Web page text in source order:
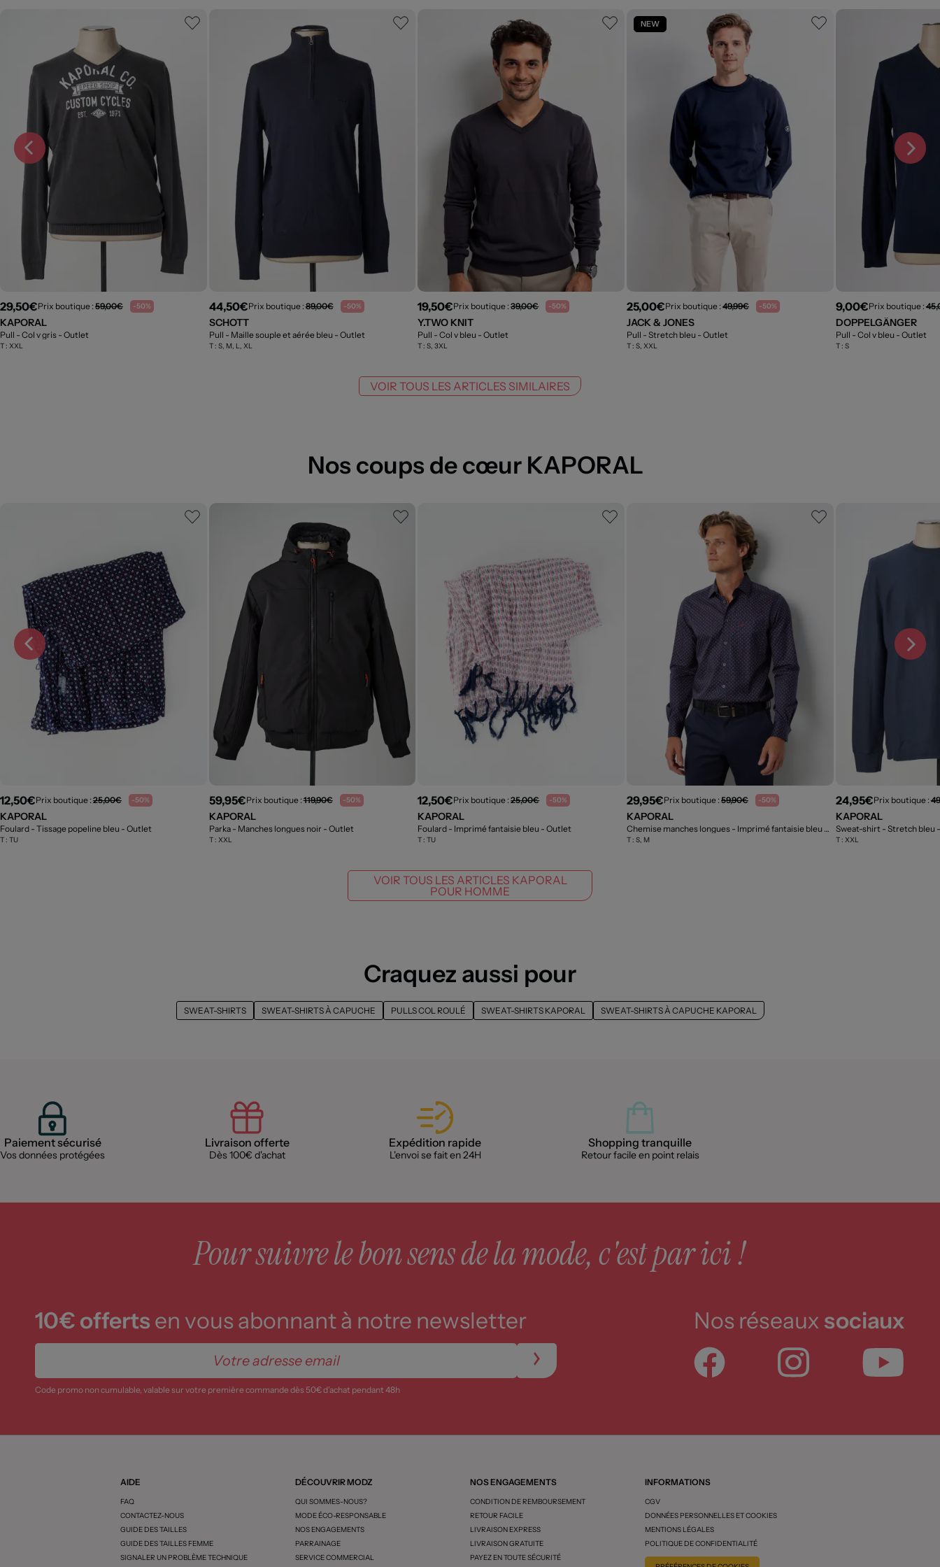
29,50€Prix boutique : 59,00€ -50%
KAPORAL
Pull - Col v gris - Outlet
T : XXL
44,50€Prix boutique :89,00€ -50%
SCHOTT
Pull - Maille souple et aérée bleu - Outlet
T : S, M, L, XL
19,50€Prix boutique :39,00€ -50%
Y.TWO KNIT
Pull - Col v bleu - Outlet
T :S, 3XL
NEW
25,00€Prix boutique :49,99€ -50%
JACK & JONES
Pull - Stretch bleu - Outlet
T :S, XXL
9,00€Prix boutique :
DOPPELGÄNGER
Pull - Col v bleu - Outlet
T : S
VOIR TOUS LES ARTICLES SIMILAIRES
Nos coups de cœur KAPORAL
12,50€Prix boutique : 25,00€ -50%
KAPORAL
Foulard - Tissage popeline bleu - Outlet
T : TU
59,95€Prix boutique :119,90€ -50%
KAPORAL
Parka - Manches longues noir - Outlet
T : XXL
12,50€Prix boutique :25,00€ -50%
KAPORAL
Foulard - Imprimé fantaisie bleu - Outlet
T :TU
29,95€Prix boutique :59,90€ -50%
KAPORAL
Chemise manches longues - Imprimé fantaisie bleu
- Outlet
T :S, M
24,95€Prix boutique :
KAPORAL
Sweat-shirt - Stretch bleu
T : XXL
VOIR TOUS LES ARTICLES KAPORAL
POUR HOMME
Craquez aussi pour
SWEAT-SHIRTS SWEAT-SHIRTS À CAPUCHE PULLS COL ROULÉ SWEAT-SHIRTS KAPORAL SWEAT-SHIRTS À CAPUCHE KAPORAL
Paiement sécurisé
Vos données protégées
Livraison offerte
Dès 100€ d'achat
Expédition rapide
L'envoi se fait en 24H
Shopping tranquille
Retour facile en point relais
Pour suivre le bon sens de la mode, c'est par ici !
10€ offerts en vous abonnant à notre newsletter
Code promo non cumulable, valable sur votre première commande dès 50€ d’achat pendant 48h
Nos réseaux sociaux
AIDE
FAQ
CONTACTEZ-NOUS
GUIDE DES TAILLES
GUIDE DES TAILLES FEMME
SIGNALER UN PROBLÈME TECHNIQUE
DÉCOUVRIR MODZ
QUI SOMMES-NOUS?
MODE ÉCO-RESPONSABLE
NOS ENGAGEMENTS
PARRAINAGE
SERVICE COMMERCIAL
NOS ENGAGEMENTS
CONDITION DE REMBOURSEMENT
RETOUR FACILE
LIVRAISON EXPRESS
LIVRAISON GRATUITE
PAYEZ EN TOUTE SÉCURITÉ
INFORMATIONS
CGV
DONNÉES PERSONNELLES ET COOKIES
MENTIONS LÉGALES
POLITIQUE DE CONFIDENTIALITÉ